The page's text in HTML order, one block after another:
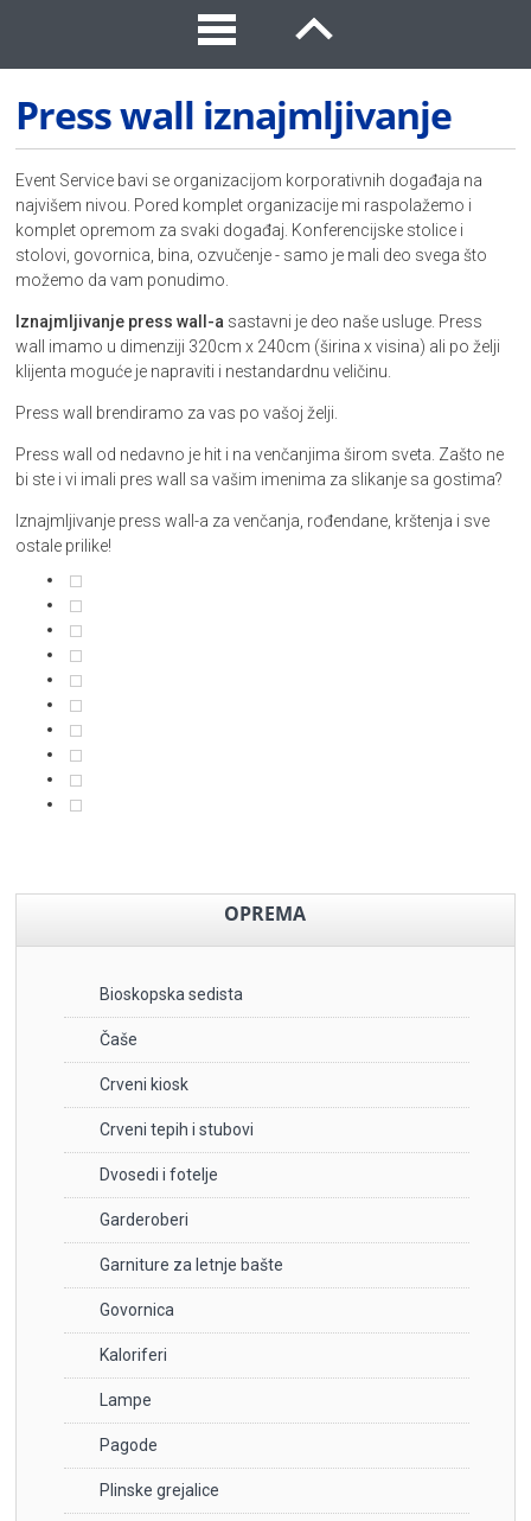
Press wall iznajmljivanje
Event Service bavi se organizacijom korporativnih događaja na
najvišem nivou. Pored komplet organizacije mi raspolažemo i
komplet opremom za svaki događaj. Konferencijske stolice i
stolovi, govornica, bina, ozvučenje - samo je mali deo svega što
možemo da vam ponudimo.
Iznajmljivanje press wall-a sastavni je deo naše usluge. Press
wall imamo u dimenziji 320cm x 240cm (širina x visina) ali po želji
klijenta moguće je napraviti i nestandardnu veličinu.
Press wall brendiramo za vas po vašoj želji.
Press wall od nedavno je hit i na venčanjima širom sveta. Zašto ne
bi ste i vi imali pres wall sa vašim imenima za slikanje sa gostima?
Iznajmljivanje press wall-a za venčanja, rođendane, krštenja i sve
ostale prilike!
OPREMA
Bioskopska sedista
Čaše
Crveni kiosk
Crveni tepih i stubovi
Dvosedi i fotelje
Garderoberi
Garniture za letnje bašte
Govornica
Kaloriferi
Lampe
Pagode
Plinske grejalice